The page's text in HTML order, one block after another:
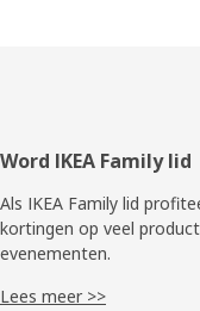
Voettekst
Word IKEA Family lid
Als IKEA Family lid
kortingen op veel
evenementen.
Lees meer >>